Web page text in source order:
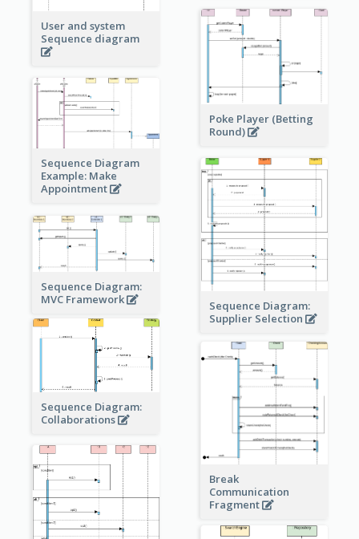
User and system
Sequence diagram
Poke Player (Betting
Round)
Sequence Diagram
Example: Make
Appointment
Sequence Diagram:
Supplier Selection
Sequence Diagram:
MVC Framework
Sequence Diagram:
Collaborations
Break
Communication
Fragment